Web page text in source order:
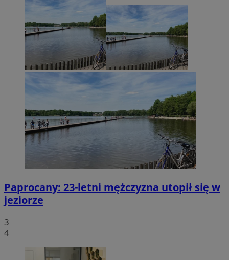
Paprocany: 23-letni mężczyzna utopił się w
jeziorze
3
4